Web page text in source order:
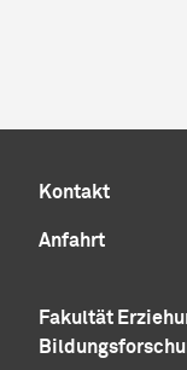
Kontakt
Anfahrt
Fakultät